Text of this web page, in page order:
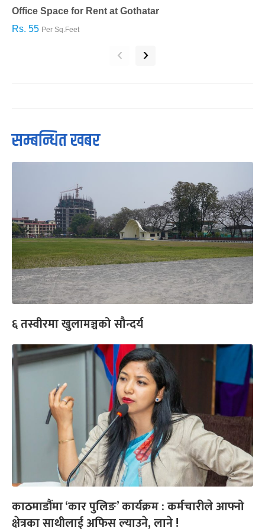
Office Space for Rent at Gothatar
Rs. 55 Per Sq.Feet
‹ ›
सम्बन्धित खबर
६ तस्वीरमा खुलामञ्चको सौन्दर्य
काठमाडौंमा ‘कार पुलिङ’ कार्यक्रम : कर्मचारीले आफ्नो
क्षेत्रका साथीलाई अफिस ल्याउने, लाने !